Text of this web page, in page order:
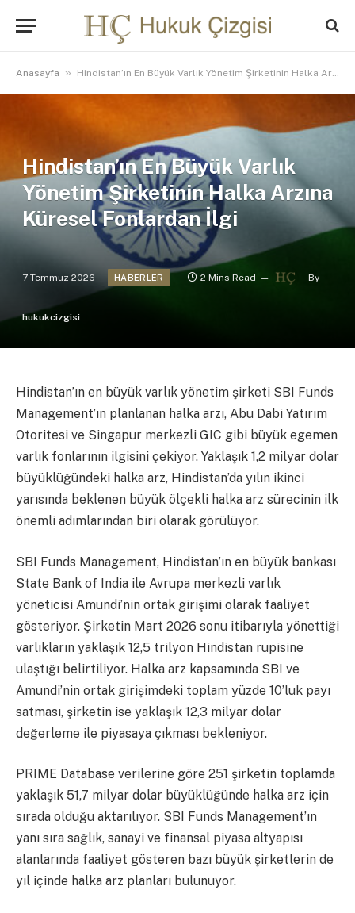
Anasayfa » Hindistan’ın En Büyük Varlık Yönetim Şirketinin Halka Arzına Küresel Fonlardan İlgi
Hindistan’ın En Büyük Varlık
Yönetim Şirketinin Halka Arzına
Küresel Fonlardan İlgi
7 Temmuz 2026 HABERLER 2 Mins Read By
hukukcizgisi
Hindistan’ın en büyük varlık yönetim şirketi SBI Funds
Management’ın planlanan halka arzı, Abu Dabi Yatırım
Otoritesi ve Singapur merkezli GIC gibi büyük egemen
varlık fonlarının ilgisini çekiyor. Yaklaşık 1,2 milyar dolar
büyüklüğündeki halka arz, Hindistan’da yılın ikinci
yarısında beklenen büyük ölçekli halka arz sürecinin ilk
önemli adımlarından biri olarak görülüyor.
SBI Funds Management, Hindistan’ın en büyük bankası
State Bank of India ile Avrupa merkezli varlık
yöneticisi Amundi’nin ortak girişimi olarak faaliyet
gösteriyor. Şirketin Mart 2026 sonu itibarıyla yönettiği
varlıkların yaklaşık 12,5 trilyon Hindistan rupisine
ulaştığı belirtiliyor. Halka arz kapsamında SBI ve
Amundi’nin ortak girişimdeki toplam yüzde 10’luk payı
satması, şirketin ise yaklaşık 12,3 milyar dolar
değerleme ile piyasaya çıkması bekleniyor.
PRIME Database verilerine göre 251 şirketin toplamda
yaklaşık 51,7 milyar dolar büyüklüğünde halka arz için
sırada olduğu aktarılıyor. SBI Funds Management’ın
yanı sıra sağlık, sanayi ve finansal piyasa altyapısı
alanlarında faaliyet gösteren bazı büyük şirketlerin de
yıl içinde halka arz planları bulunuyor.